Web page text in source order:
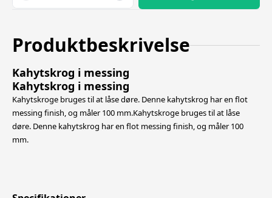
Produktbeskrivelse
Kahytskrog i messing
Kahytskrog i messing
Kahytskroge bruges til at låse døre. Denne kahytskrog har en flot
messing finish, og måler 100 mm.Kahytskroge bruges til at låse
døre. Denne kahytskrog har en flot messing finish, og måler 100
mm.